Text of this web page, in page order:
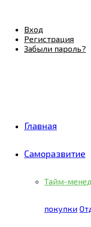
Вход
Регистрация
Забыли пароль?
Главная
Саморазвитие
Тайм-
покупки